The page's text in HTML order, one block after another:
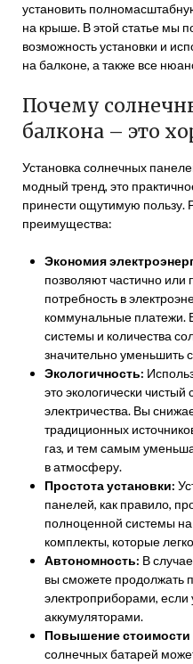
установить
на крыше. В этой статье мы
возможность установки и
на балконе, а также все
Почему
балкона – это
Установка солнечных
модный тренд, это
принести ощутимую пользу.
преимущества:
Экономия
позволяют частично или
потребность в
коммунальные платежи.
системы и количества
значительно уменьшить
Экологичность:
это экологически
электричества. Вы
традиционных
газ, и тем самым
в атмосферу.
Простота установки:
панелей, как правило,
полноценной системы
комплекты, которые
Автономность: В
вы сможете продолжать
электроприборами, если
аккумуляторами.
Повышение
солнечных батарей